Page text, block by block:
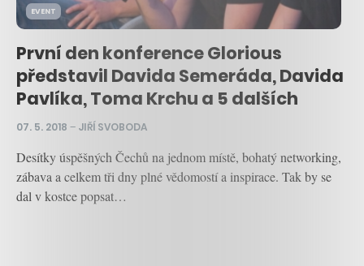
EVENT
První den konference Glorious
představil Davida Semeráda, Davida
Pavlíka, Toma Krchu a 5 dalších
07. 5. 2018 – JIŘÍ SVOBODA
Desítky úspěšných Čechů na jednom místě, bohatý networking,
zábava a celkem tři dny plné vědomostí a inspirace. Tak by se
dal v kostce popsat…